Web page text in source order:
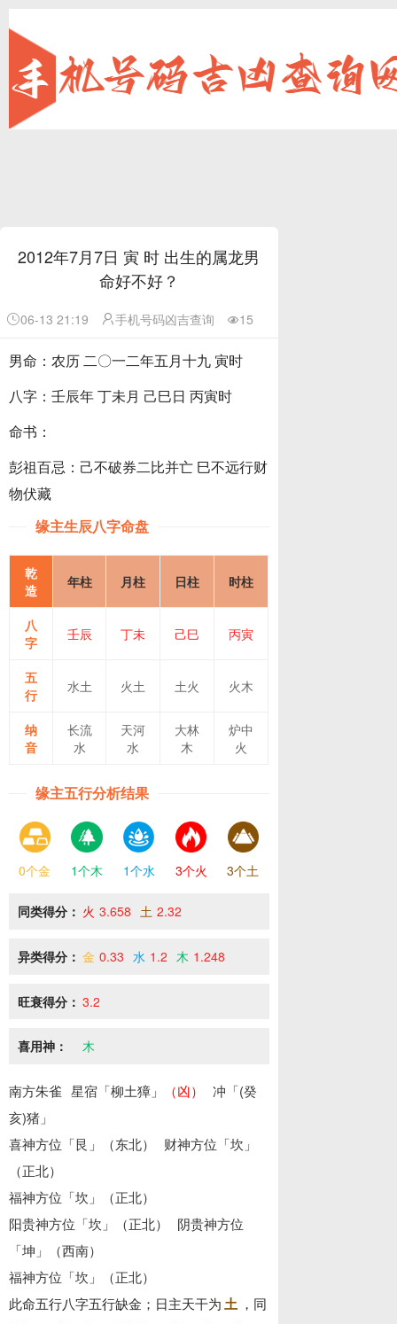
2012年7月7日 寅 时 出生的属龙男
命好不好？
06-13 21:19 手机号码凶吉查询 15
男命：农历 二〇一二年五月十九 寅时
八字：壬辰年 丁未月 己巳日 丙寅时
命书：
彭祖百忌：己不破券二比并亡 巳不远行财
物伏藏
缘主生辰八字命盘
乾
造
年柱 月柱 日柱 时柱
八
字
壬辰 丁未 己巳 丙寅
五
行
水土 火土 土火 火木
纳
音
长流
水
天河
水
大林
木
炉中
火
缘主五行分析结果
0个金 1个木 1个水 3个火 3个土
同类得分： 火 3.658 土 2.32
异类得分： 金 0.33 水 1.2 木 1.248
旺衰得分： 3.2
喜用神： 木
南方朱雀 星宿「柳土獐」 （凶）
冲「(癸
亥)猪」
喜神方位「艮」（东北）
财神方位「坎」
（正北）
福神方位「坎」（正北）
阳贵神方位「坎」（正北）
阴贵神方位
「坤」（西南）
福神方位「坎」（正北）
此命五行八字五行缺金；日主天干为土 ，同